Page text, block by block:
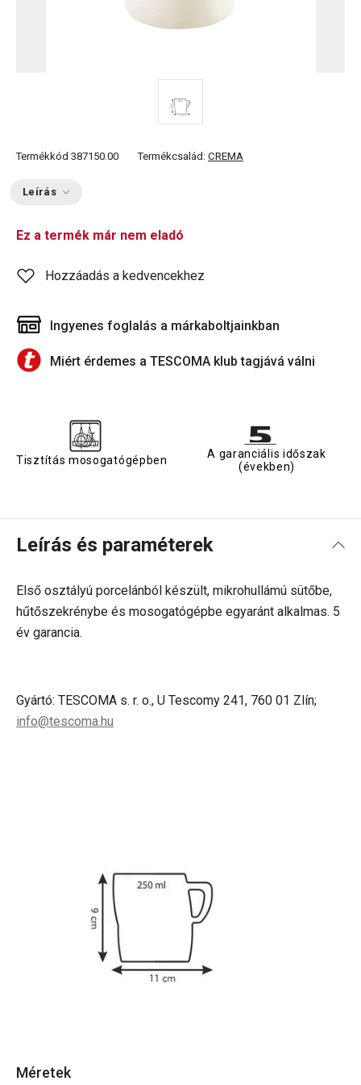
Termékkód 387150.00 Termékcsalád: CREMA
Leírás
Ez a termék már nem eladó
Hozzáadás a kedvencekhez
Ingyenes foglalás a márkaboltjainkban
Miért érdemes a TESCOMA klub tagjává válni
Tisztítás mosogatógépben
A garanciális időszak
(években)
Leírás és paraméterek
Első osztályú porcelánból készült, mikrohullámú sütőbe,
hűtőszekrénybe és mosogatógépbe egyaránt alkalmas. 5
év garancia.
Gyártó: TESCOMA s. r. o., U Tescomy 241, 760 01 Zlín;
info@tescoma.hu
Méretek